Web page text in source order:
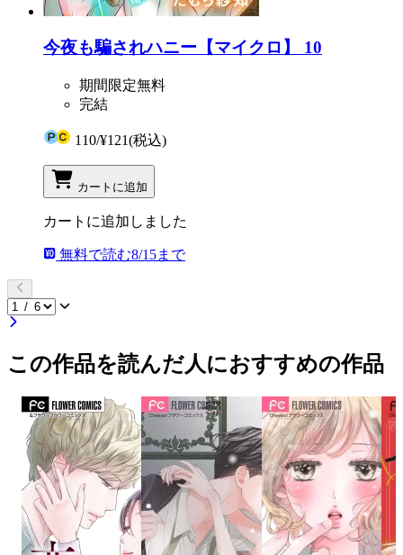
今夜も騙されハニー【マイクロ】 10
期間限定無料
完結
110/¥121(税込)
カートに追加
カートに追加しました
無料で読む8/15まで
この作品を読んだ人におすすめの作品